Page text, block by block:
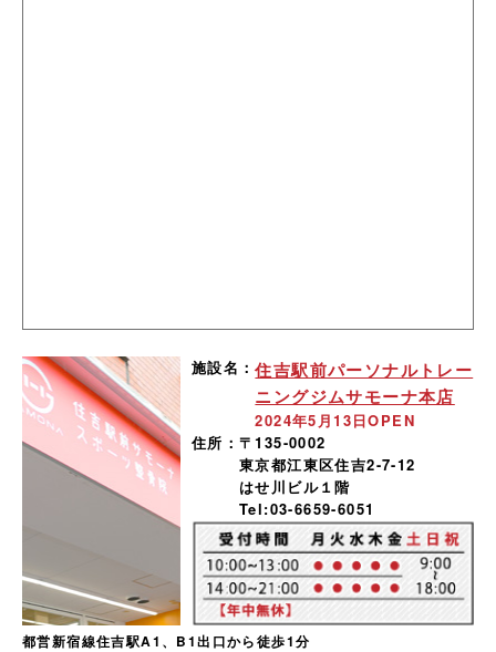
施設名：住吉駅前パーソナルトレー
ニングジムサモーナ本店
2024年5月13日OPEN
住所： 〒135-0002
東京都江東区住吉2-7-12
はせ川ビル１階
Tel:03-6659-6051
都営新宿線住吉駅A1、B1出口から徒歩1分